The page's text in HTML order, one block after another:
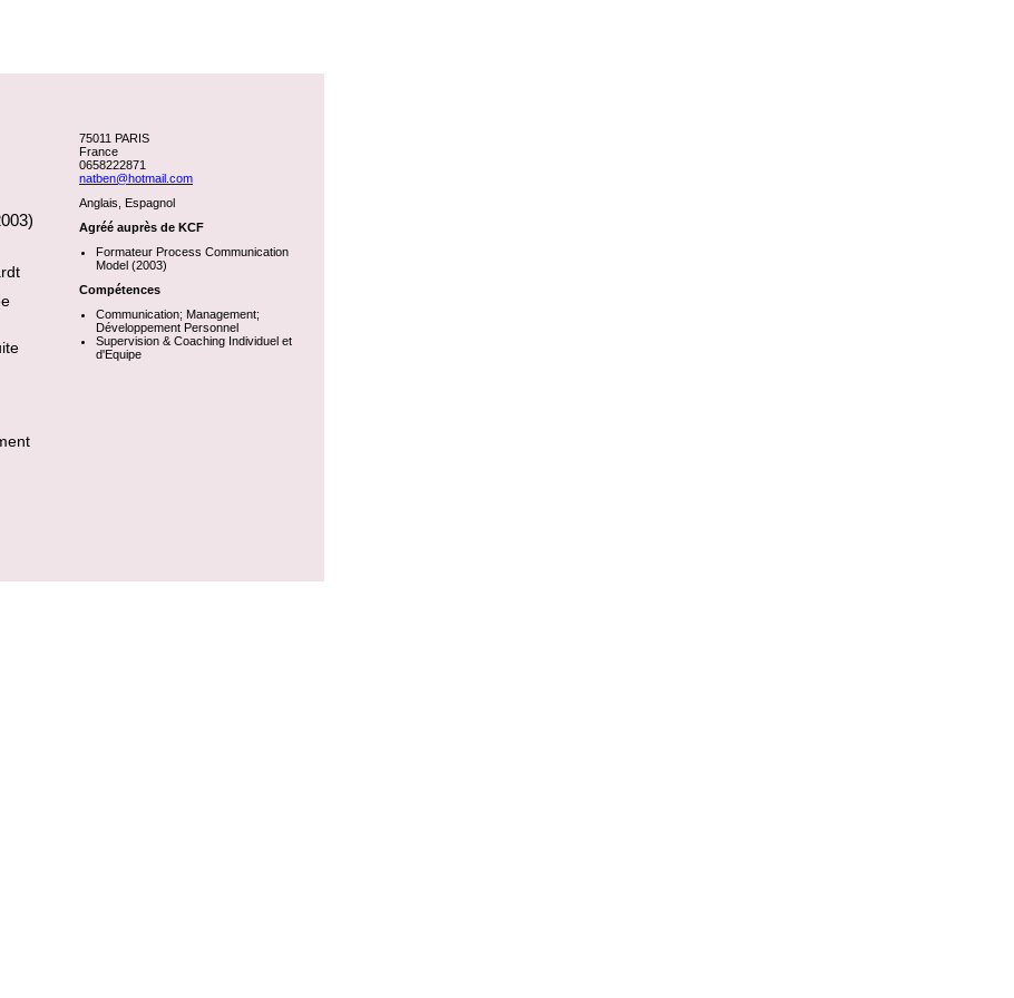
75011 PARIS
France
0658222871
natben@hotmail.com
Anglais, Espagnol
Agréé auprès de KCF
Formateur Process Communication
Model (2003)
Compétences
Communication; Management;
Développement Personnel
Supervision & Coaching Individuel et
d'Equipe